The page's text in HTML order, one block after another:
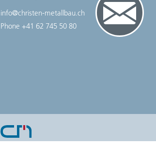
info@christen-metallbau.ch
Phone +41 62 745 50 80